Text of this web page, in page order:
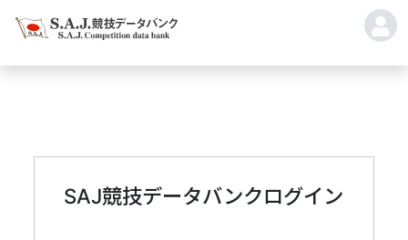
SAJ競技データバンクログイン